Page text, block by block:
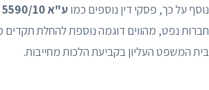
נוסף על כך, פסקי דין נוספים כמוע"א 5590/10
חברות נפט, מהווים דוגמה נוספת להחלת
בית המשפט העליון בקביעת הלכות מחייבות.